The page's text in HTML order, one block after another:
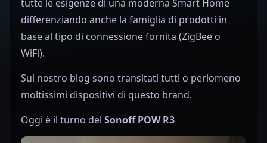
tutte le esigenze di una moderna Smart Home
differenziando anche la famiglia di prodotti in
base al tipo di connessione fornita (ZigBee o
WiFi).
Sul nostro blog sono transitati tutti o perlomeno
moltissimi dispositivi di questo brand.
Oggi è il turno del Sonoff POW R3